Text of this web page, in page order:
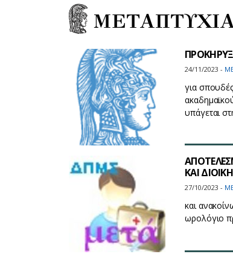
24/11/2023 -
για
υπάγεται
ΚΑΙ
27/10/2023 -
και
ωρολόγιο